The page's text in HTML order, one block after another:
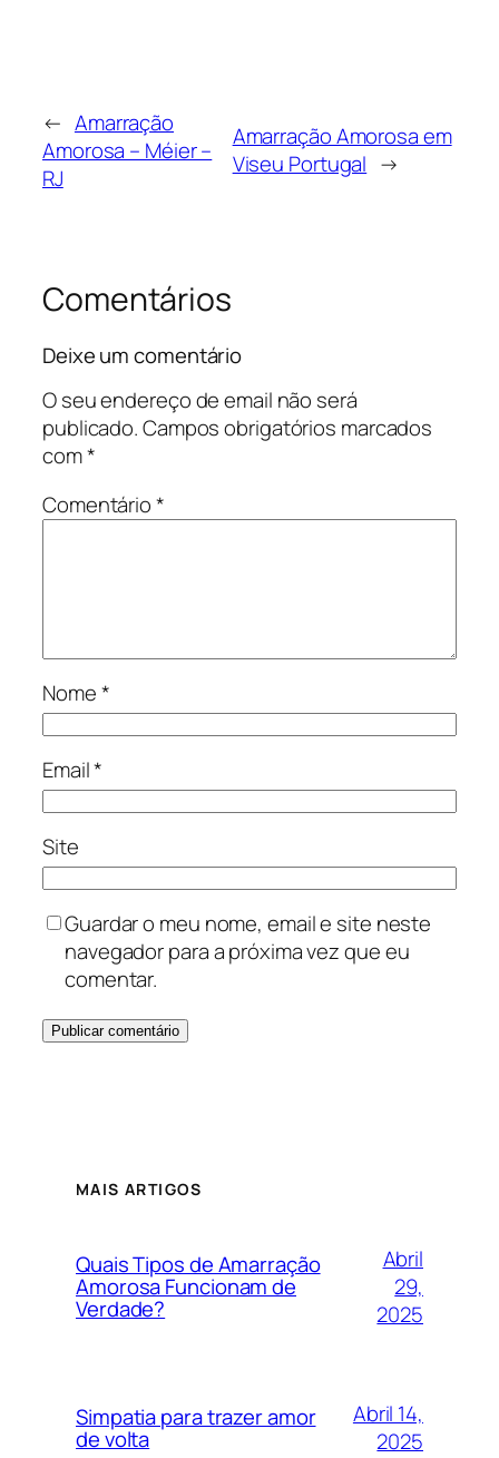
← Amarração
Amorosa – Méier –
RJ
Amarração Amorosa em
Viseu Portugal →
Comentários
Deixe um comentário
O seu endereço de email não será
publicado.Campos obrigatórios marcados
com*
Comentário*
Nome*
Email*
Site
Guardar o meu nome, email e site neste
navegador para a próxima vez que eu
comentar.
MAIS ARTIGOS
Quais Tipos de Amarração
Amorosa Funcionam de
Verdade?
Abril
29,
2025
Simpatia para trazer amor
de volta
Abril 14,
2025